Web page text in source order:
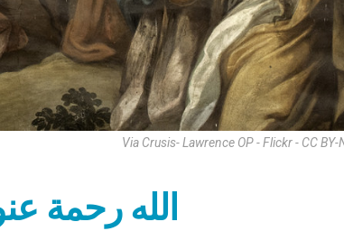
Via Crusis- Lawrence OP - Flickr - CC BY-
الله رحمة